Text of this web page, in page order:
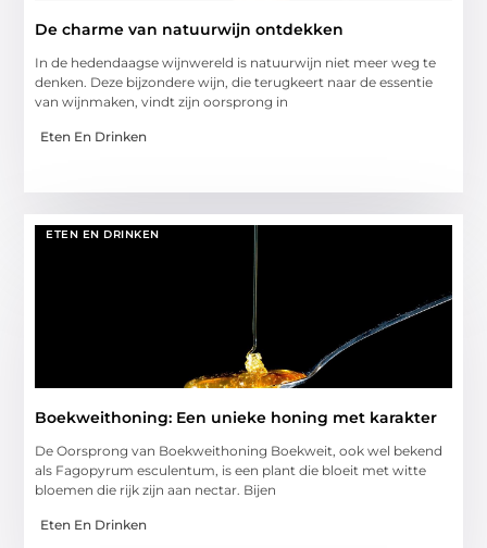
De charme van natuurwijn ontdekken
In de hedendaagse wijnwereld is natuurwijn niet meer weg te
denken. Deze bijzondere wijn, die terugkeert naar de essentie
van wijnmaken, vindt zijn oorsprong in
Eten En Drinken
ETEN EN DRINKEN
Boekweithoning: Een unieke honing met karakter
De Oorsprong van Boekweithoning Boekweit, ook wel bekend
als Fagopyrum esculentum, is een plant die bloeit met witte
bloemen die rijk zijn aan nectar. Bijen
Eten En Drinken